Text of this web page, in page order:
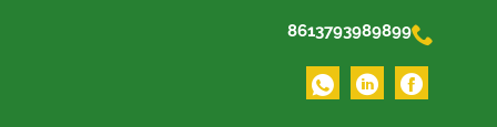

8613793989899